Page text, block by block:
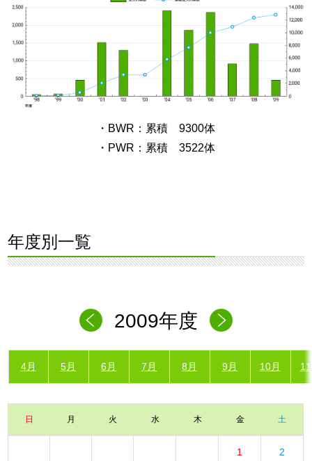
・BWR：累積 9300体
・PWR：累積 3522体
年度別一覧
2009年度
4月 5月 6月 7月 8月 9月 10月
日 月 火 水 木 金 土
1 2